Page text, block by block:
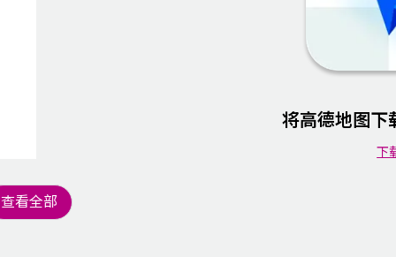
将高德地图下
下
查看全部